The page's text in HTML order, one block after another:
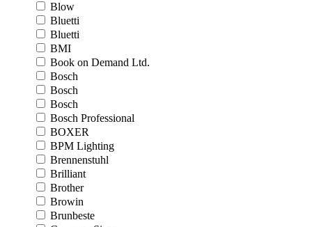
Blow
Bluetti
Bluetti
BMI
Book on Demand Ltd.
Bosch
Bosch
Bosch
Bosch Professional
BOXER
BPM Lighting
Brennenstuhl
Brilliant
Brother
Browin
Brunbeste